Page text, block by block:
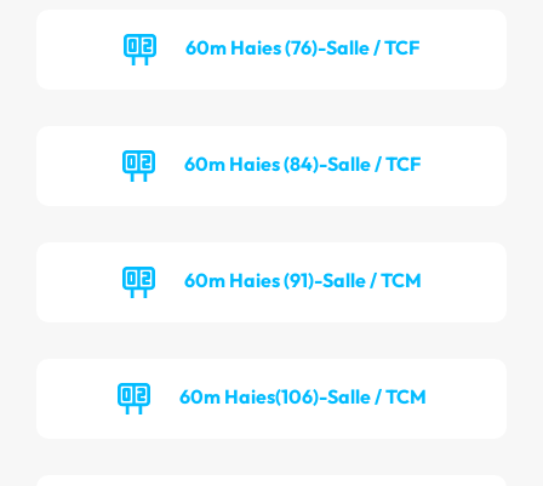
60m Haies (76)-Salle / TCF
60m Haies (84)-Salle / TCF
60m Haies (91)-Salle / TCM
60m Haies(106)-Salle / TCM